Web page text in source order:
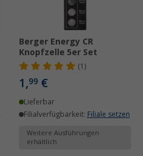
Berger Energy CR
Knopfzelle 5er Set
(1)
1,99 €
Lieferbar
Filialverfügbarkeit: Filiale setzen
Weitere Ausführungen
erhältlich